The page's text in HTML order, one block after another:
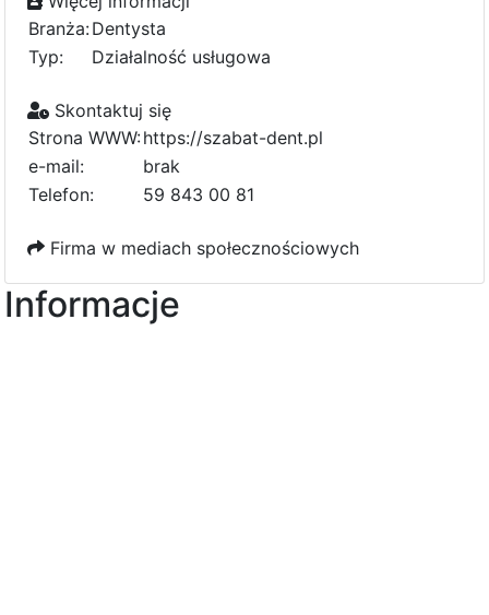
Branża:Dentysta
Typ:
Działalność usługowa
Skontaktuj się
Strona WWW:https://szabat-dent.pl
e-mail:
brd
d
ak
Telefon:
59 843 00 81
Firma w mediach społecznościowych
Informacje